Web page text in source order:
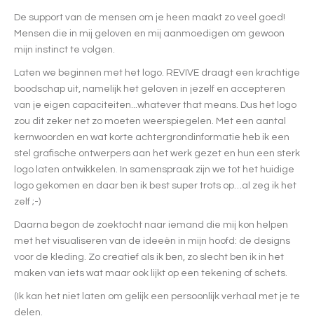
De support van de mensen om je heen maakt zo veel goed!
Mensen die in mij geloven en mij aanmoedigen om gewoon
mijn instinct te volgen.
Laten we beginnen met het logo. REVIVE draagt een krachtige
boodschap uit, namelijk het geloven in jezelf en accepteren
van je eigen capaciteiten...whatever that means. Dus het logo
zou dit zeker net zo moeten weerspiegelen. Met een aantal
kernwoorden en wat korte achtergrondinformatie heb ik een
stel grafische ontwerpers aan het werk gezet en hun een sterk
logo laten ontwikkelen. In samenspraak zijn we tot het huidige
logo gekomen en daar ben ik best super trots op…al zeg ik het
zelf ;-)
Daarna begon de zoektocht naar iemand die mij kon helpen
met het visualiseren van de ideeën in mijn hoofd: de designs
voor de kleding. Zo creatief als ik ben, zo slecht ben ik in het
maken van iets wat maar ook lijkt op een tekening of schets.
(Ik kan het niet laten om gelijk een persoonlijk verhaal met je te
delen.